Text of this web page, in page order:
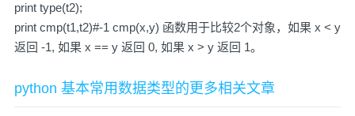
print type(t2);
print cmp(t1,t2)#-1 cmp(x,y) 函数用于比较2个对象，如果 x < y
返回 -1, 如果 x == y 返回 0, 如果 x > y 返回 1。
python 基本常用数据类型的更多相关文章